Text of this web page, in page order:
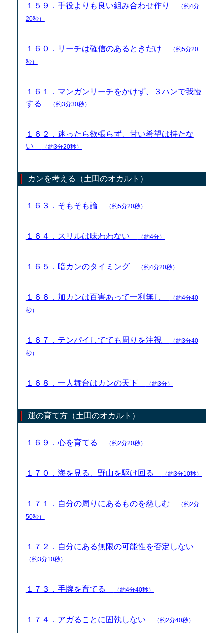
１５９．手役よりも良い組み合わせ作り
（約4分
20秒）
１６０．リーチは確信のあるときだけ
（約5分20
秒）
１６１．マンガンリーチをかけず、３ハンで我慢
する
（約3分30秒）
１６２．迷ったら欲張らず、甘い希望は持たな
い
（約3分20秒）
カンを考える（土田のオカルト）
１６３．そもそも論 （約5分20秒）
１６４．スリルは味わわない （約4分）
１６５．暗カンのタイミング （約4分20秒）
１６６．加カンは百害あって一利無し
（約4分40
秒）
１６７．テンパイしてても周りを注視
（約3分40
秒）
１６８．一人舞台はカンの天下 （約3分）
運の育て方（土田のオカルト）
１６９．心を育てる （約2分20秒）
１７０．海を見る、野山を駆け回る （約3分10秒）
１７１．自分の周りにあるものを慈しむ
（約2分
50秒）
１７２．自分にある無限の可能性を否定しない
（約3分10秒）
１７３．手牌を育てる （約4分40秒）
１７４．アガることに固執しない （約2分40秒）